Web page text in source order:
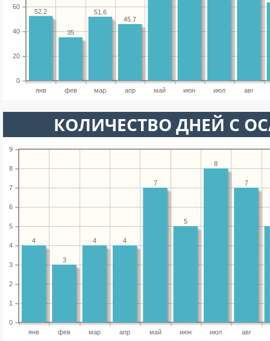
янв фев мар апр май июн июл авг
0
20
40
60
45.7
51.6
35
52.2
КОЛИЧЕСТВО ДНЕЙ С
янв фев мар апр май июн июл авг
0
1
2
3
4
5
6
7
8
9
7
8
5
7
4
4
3
4